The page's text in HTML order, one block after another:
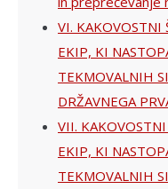
VI. KAKOVOSTNI
EKIP, KI
TEKMOVALNIH
DRŽAVNEGA
VII.
EKIP, KI
TEKMOVALNIH